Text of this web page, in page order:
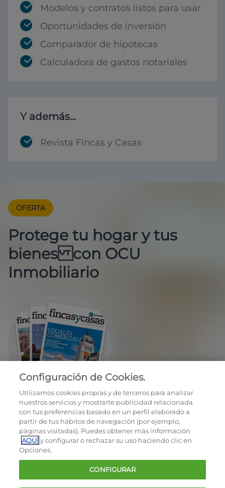
Modelos y contratos listos para usar
Oportunidades de inversión
Comparador de hipotecas
Calculadora de gastos notariales
Y además...
Revista Fincas y Casas
OFERTA
Protege tu hogar y tus
bienes con OCU
Inmobiliario
EN REGALO LA REVISTA BIMESTRAL
OCU © 2026
Cookies
Configuración de Cookies.
Utilizamos cookies propias y de terceros para analizar
nuestros servicios y mostrarte publicidad relacionada
con tus preferencias basado en un perfil elaborado a
partir de tus hábitos de navegación (por ejemplo,
páginas visitadas). Puedes obtener más información
AQUÍy configurar o rechazar su uso haciendo clic en
Opciones.
CONFIGURAR